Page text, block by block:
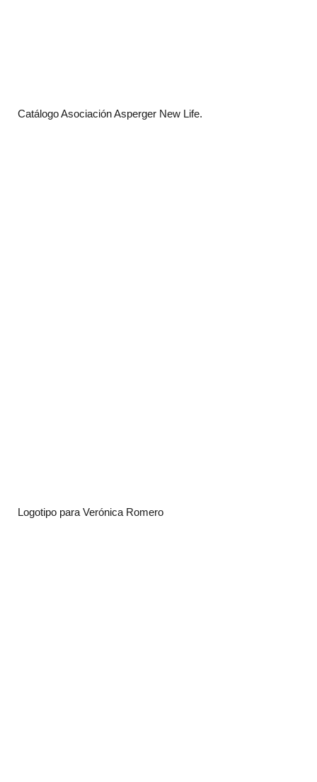
Catálogo Asociación Asperger New Life.
Logotipo para Verónica Romero